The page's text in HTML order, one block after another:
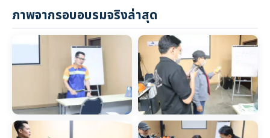
ภาพจากรอบอบรมจริงล่าสุด